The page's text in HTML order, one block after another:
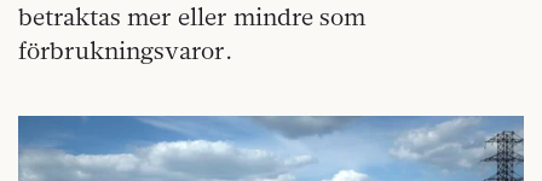
betraktas mer eller mindre som
förbrukningsvaror.